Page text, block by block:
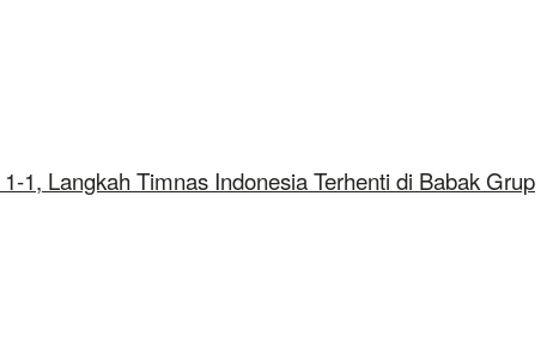
1, Langkah Timnas Indonesia Terhenti di Babak Grup